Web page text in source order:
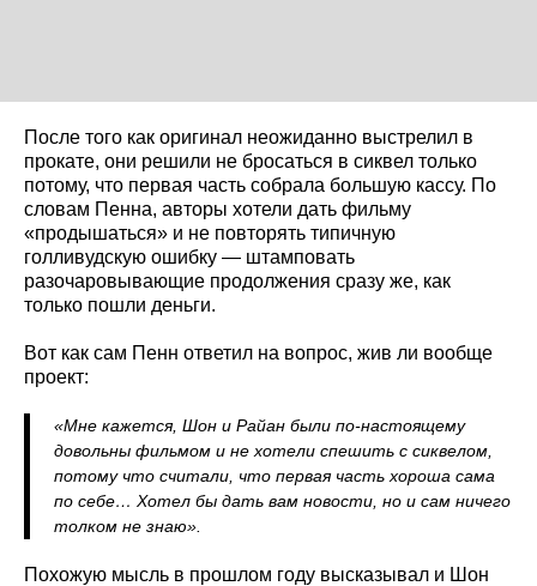
После того как оригинал неожиданно выстрелил в
прокате, они решили не бросаться в сиквел только
потому, что первая часть собрала большую кассу. По
словам Пенна, авторы хотели дать фильму
«продышаться» и не повторять типичную
голливудскую ошибку — штамповать
разочаровывающие продолжения сразу же, как
только пошли деньги.
Вот как сам Пенн ответил на вопрос, жив ли вообще
проект:
«Мне кажется, Шон и Райан были по-настоящему
довольны фильмом и не хотели спешить с сиквелом,
потому что считали, что первая часть хороша сама
по себе… Хотел бы дать вам новости, но и сам ничего
толком не знаю».
Похожую мысль в прошлом году высказывал и Шон